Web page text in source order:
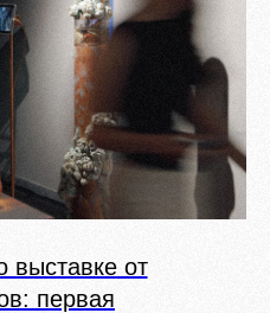
выставке от
первая